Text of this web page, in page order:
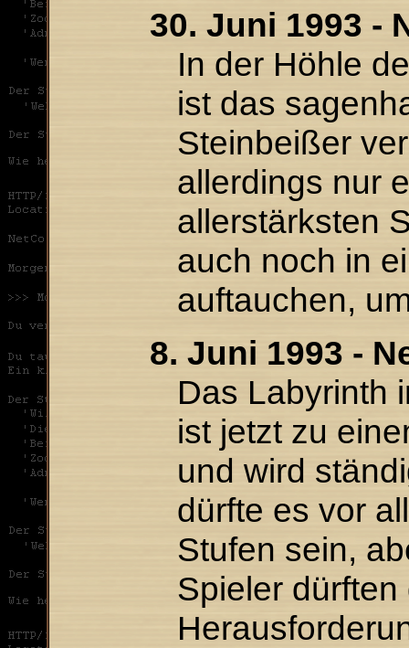
30. Juni 1993 -
In der Höhle
ist das
Steinbeißer
allerdings nur
allerstärksten
auch noch in
auftauchen,
8. Juni 1993 -
Das Labyrinth
ist jetzt zu
und wird
dürfte es vor
Stufen sein,
Spieler